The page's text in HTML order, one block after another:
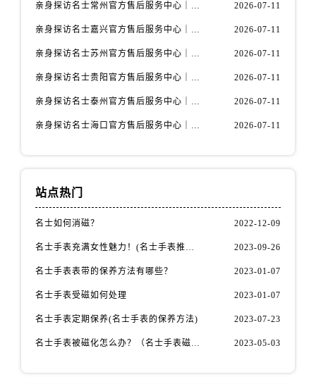
山西省太原市迎泽区迎泽街道解放路15号亨得利名表维修授权店3楼名士售后服务中心（需提前预约）
亲身探访名士常州官方售后服务中心｜全新官方服务电话与地址（2026年7月最新） 2026-07-11
亲身探访名士嘉兴官方售后服务中心｜全新地址和售后电话（2026年7月最新） 2026-07-11
亲身探访名士苏州官方售后服务中心｜服务热线与门店详细地址（2026年7月最新） 2026-07-11
亲身探访名士贵阳官方售后服务中心｜网点地址与电话（2026年7月最新） 2026-07-11
亲身探访名士泰州官方售后服务中心｜最新网点地址及热线（2026年7月最新） 2026-07-11
亲身探访名士海口官方售后服务中心｜全部地址与售后电话（2026年7月最新） 2026-07-11
站点热门
名士如何消磁？ 2022-12-09
名士手表充满女性魅力！(名士手表推荐！) 2023-09-26
名士手表表带的保养方法有哪些？ 2023-01-07
名士手表受磁如何处理 2023-01-07
名士手表定期保养(名士手表的保养方法) 2023-07-23
名士手表被磁化怎么办？（名士手表磁化处理方法） 2023-05-03